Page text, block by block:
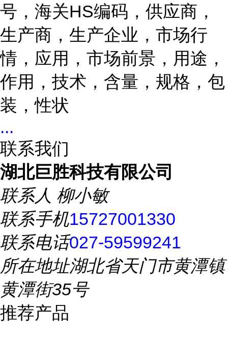
号，海关HS编码，供应商，
生产商，生产企业，市场行
情，应用，市场前景，用途，
作用，技术，含量，规格，包
装，性状
...
联系我们
湖北巨胜科技有限公司
联系人 柳小敏
联系手机15727001330
联系电话027-59599241
所在地址湖北省天门市黄潭镇
黄潭街35号
推荐产品